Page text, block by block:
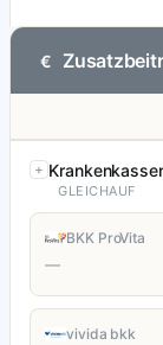
€
GLEICHAUF
BKK ProVita
—
vivida bkk